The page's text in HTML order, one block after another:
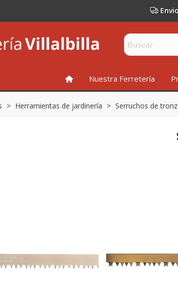
INICIONuestra Ferretería
> Herramientas de jardinería > Serruchos de